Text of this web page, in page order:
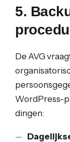
5.
De AVG
WordPress-
dingen: